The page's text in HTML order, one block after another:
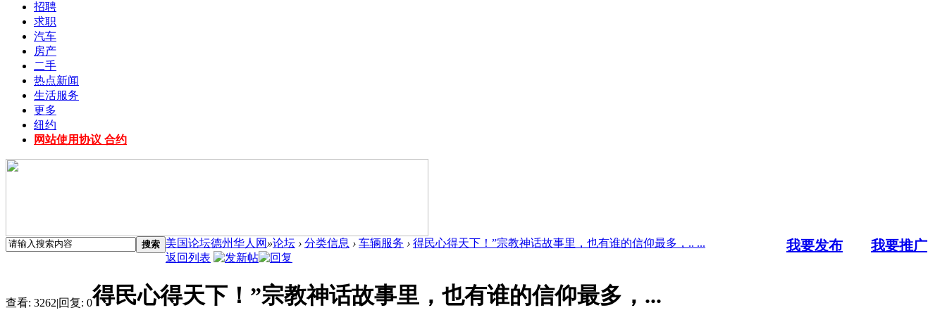
招聘
求职
汽车
房产
二手
热点新闻
生活服务
更多
纽约
网站使用协议 合约
搜索 我要发布 我要推广
美国论坛德州华人网 »论坛 › 分类信息 › 车辆服务 › 得民心得天下！”宗教神话故事里，也有谁的信仰最多，.. ...
返回列表
查看: 3262|回复: 0得民心得天下！”宗教神话故事里，也有谁的信仰最多，...